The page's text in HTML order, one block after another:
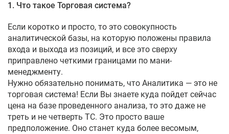
1. Что такое Торговая система?
Если коротко и просто, то это совокупность
аналитической базы, на которую положены правила
входа и выхода из позиций, и все это сверху
приправлено четкими границами по мани-
менеджменту.
Нужно обязательно понимать, что Аналитика — это не
торговая система! Если Вы знаете куда пойдет сейчас
цена на базе проведенного анализа, то это даже не
треть и не четверть ТС. Это просто ваше
предположение. Оно станет куда более весомым,